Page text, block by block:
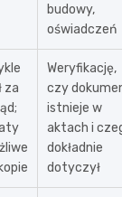
budowy,
oświadczeń
za
Weryfikację,
czy
istnieje w
aktach i
dokładnie
dotyczył